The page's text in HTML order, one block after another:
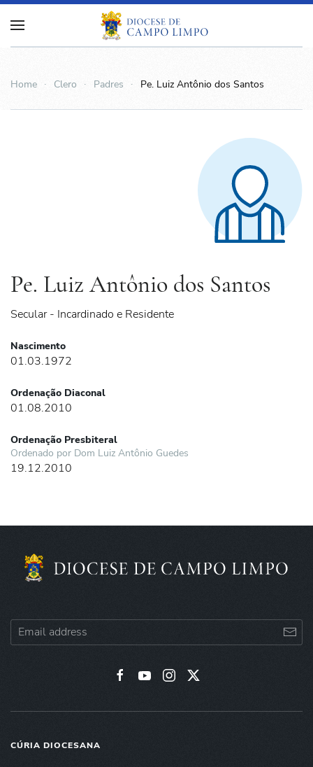
Home Clero Padres Pe. Luiz Antônio dos Santos
Pe. Luiz Antônio dos Santos
Secular - Incardinado e Residente
Nascimento
01.03.1972
Ordenação Diaconal
01.08.2010
Ordenação Presbiteral
Ordenado por Dom Luiz Antônio Guedes
19.12.2010
CÚRIA DIOCESANA